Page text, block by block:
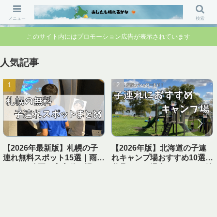
「行ってよかった」「準備して正解」 家族のお出かけ前の“不安”を“安心”に変
えるブログです。
このサイト内にはプロモーション広告が表示されています
人気記事
【2026年最新版】札幌の子
連れ無料スポット15選｜雨の
【2026年版】北海道の子連
れキャンプ場おすすめ10選｜
メニュー 検索